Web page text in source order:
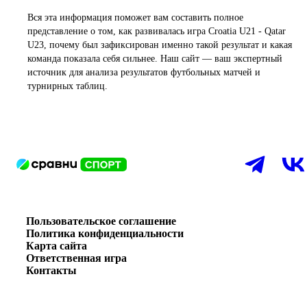
Вся эта информация поможет вам составить полное
представление о том, как развивалась игра Croatia U21 - Qatar
U23, почему был зафиксирован именно такой результат и какая
команда показала себя сильнее. Наш сайт — ваш экспертный
источник для анализа результатов футбольных матчей и
турнирных таблиц.
Пользовательское соглашение
Политика конфиденциальности
Карта сайта
Ответственная игра
Контакты